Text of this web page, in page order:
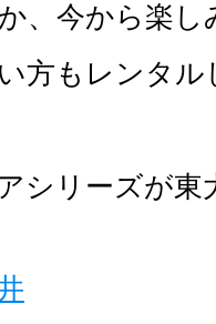
、今から楽し
方もレンタ
シリーズが東